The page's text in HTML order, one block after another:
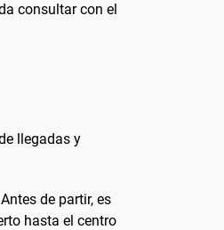
consultar con el
llegadas y
de partir, es
hasta el centro